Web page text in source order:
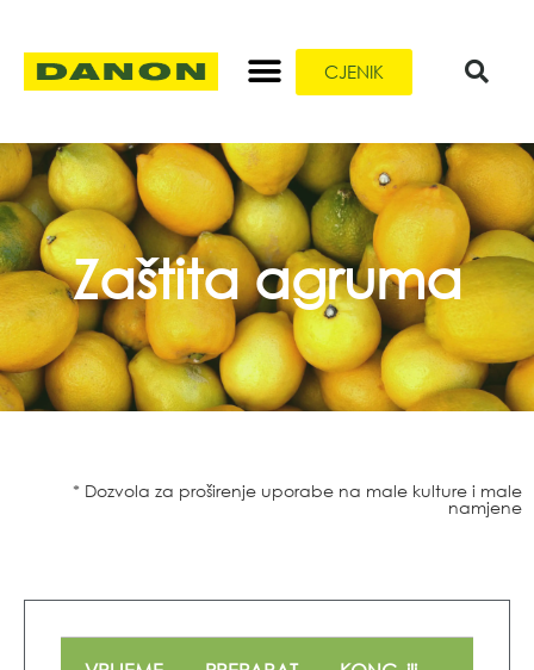
CJENIK
Zaštita agruma
* Dozvola za proširenje uporabe na male kulture i male
namjene